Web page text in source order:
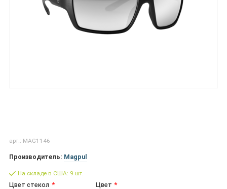
арт.: MAG1146
Производитель: Magpul
На складе в США: 9 шт.
Цвет стекол Цвет